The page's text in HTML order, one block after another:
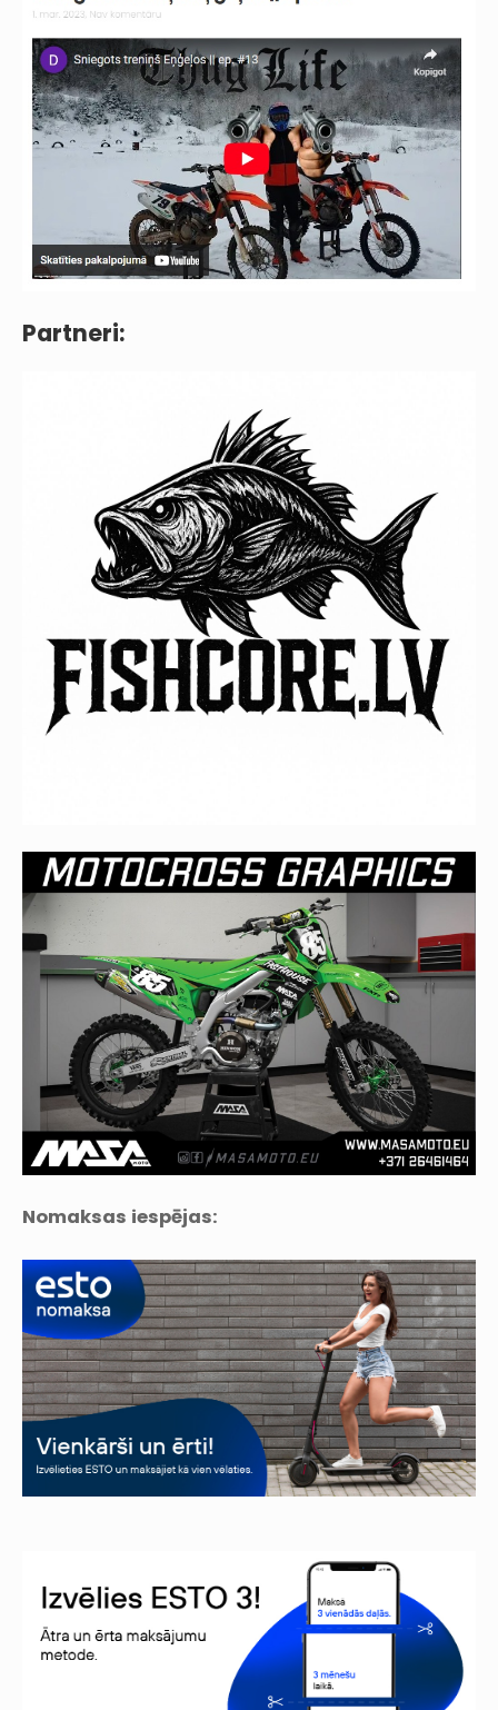
Partneri:
Nomaksas iespējas: